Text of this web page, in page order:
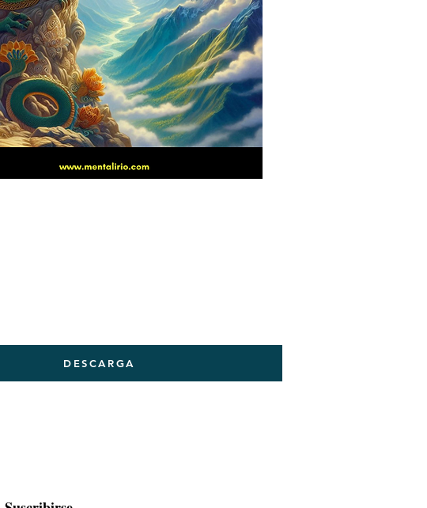
DESCARGA